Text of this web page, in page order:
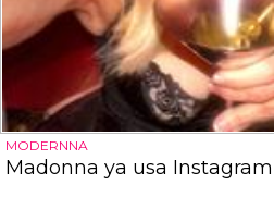
MODERNNA
Madonna ya usa Instagram